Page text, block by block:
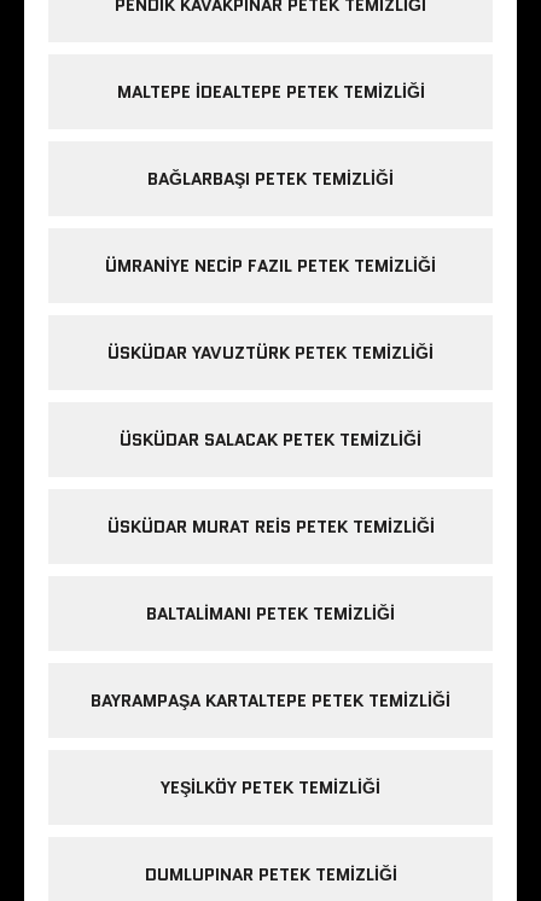
MALTEPE IDEALTEPE PETEK TEMIZLIĞI
BAĞLARBAŞI PETEK TEMIZLIĞI
ÜMRANIYE NECIP FAZIL PETEK TEMIZLIĞI
ÜSKÜDAR YAVUZTÜRK PETEK TEMIZLIĞI
ÜSKÜDAR SALACAK PETEK TEMIZLIĞI
ÜSKÜDAR MURAT REIS PETEK TEMIZLIĞI
BALTALIMANI PETEK TEMIZLIĞI
BAYRAMPAŞA KARTALTEPE PETEK TEMIZLIĞI
YEŞILKÖY PETEK TEMIZLIĞI
DUMLUPINAR PETEK TEMIZLIĞI